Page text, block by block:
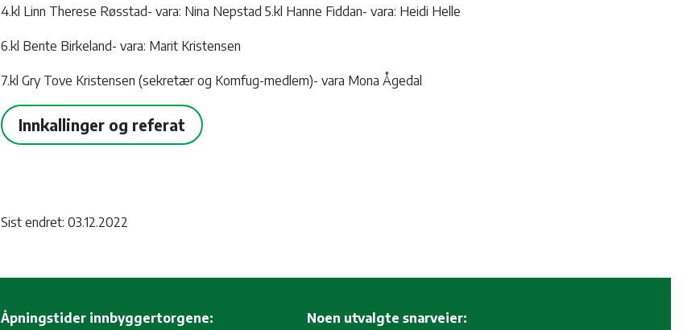
4.kl Linn Therese Røsstad- vara: Nina Nepstad 5.kl Hanne Fiddan- vara: Heidi Helle
6.kl Bente Birkeland- vara: Marit Kristensen
7.kl Gry Tove Kristensen (sekretær og Komfug-medlem)- vara Mona Ågedal
Innkallinger og referat
Sist endret: 03.12.2022
Åpningstider innbyggertorgene: Noen utvalgte snarveier: